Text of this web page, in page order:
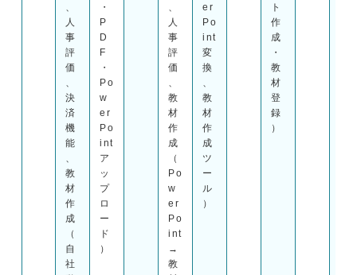
人
事
評
価
決
済
機
能
教
材
作
成
（
自
社
・
P
D
F
・
Po
w
er
Po
int
ア
ッ
プ
ロ
ー
ド
）
人
事
評
価
教
材
作
成
（
Po
w
er
Po
int
→
教
er
Po
int
変
換
教
材
作
成
ツ
ー
ル
）
ト
作
成
・
教
材
登
録
）